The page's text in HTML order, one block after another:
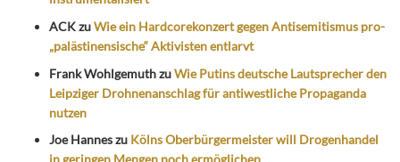
ACKzuWie ein Hardcorekonzert gegen Antisemitismus pro-
„palästinensische“ Aktivisten entlarvt
Frank WohlgemuthzuWie Putins deutsche Lautsprecher den
Leipziger Drohnenanschlag für antiwestliche Propaganda
nutzen
Joe Hanneszu Kölns Oberbürgermeister will Drogenhandel